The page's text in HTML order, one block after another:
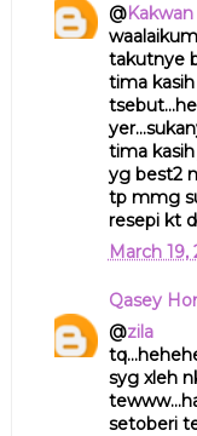
@Kakwan
takutnye
tima
tima
yg best2
tp mmg
resepi kt
March 19,
Qasey
@zila
syg xleh
setoberi